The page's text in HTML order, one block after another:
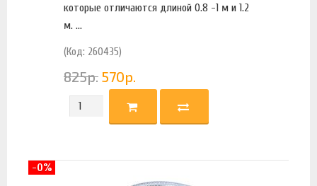
которые отличаются длиной 0.8 -1 м и 1.2
м. ...
(Код: 260435)
825р. 570р.
-0%